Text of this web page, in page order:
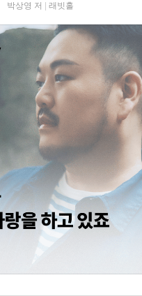
박상영 저 래빗홀